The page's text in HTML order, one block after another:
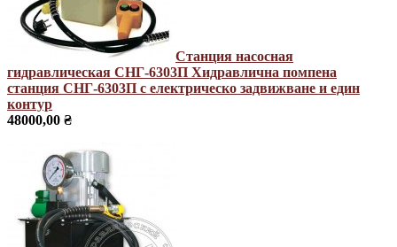
Станция насосная
гидравлическая СНГ-6303П Хидравлична помпена
станция СНГ-6303П с електрическо задвижване и един
контур
48000,00 ₴